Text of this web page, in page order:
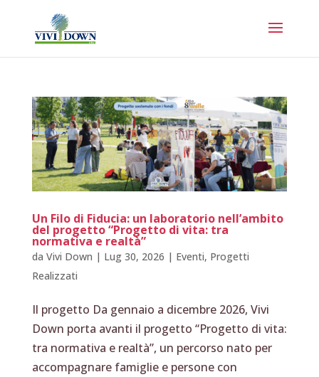
Un Filo di Fiducia: un laboratorio nell’ambito
del progetto “Progetto di vita: tra
normativa e realtà”
da Vivi Down | Lug 30, 2026 | Eventi, Progetti
Realizzati
Il progetto Da gennaio a dicembre 2026, Vivi
Down porta avanti il progetto “Progetto di vita:
tra normativa e realtà”, un percorso nato per
accompagnare famiglie e persone con